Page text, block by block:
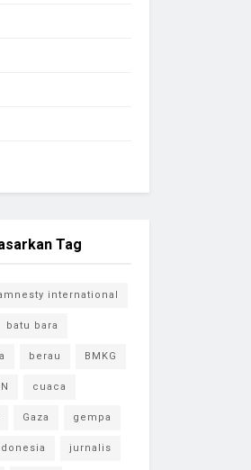
Tag
international
batu bara
berau BMKG
cuaca
Gaza gempa
jurnalis